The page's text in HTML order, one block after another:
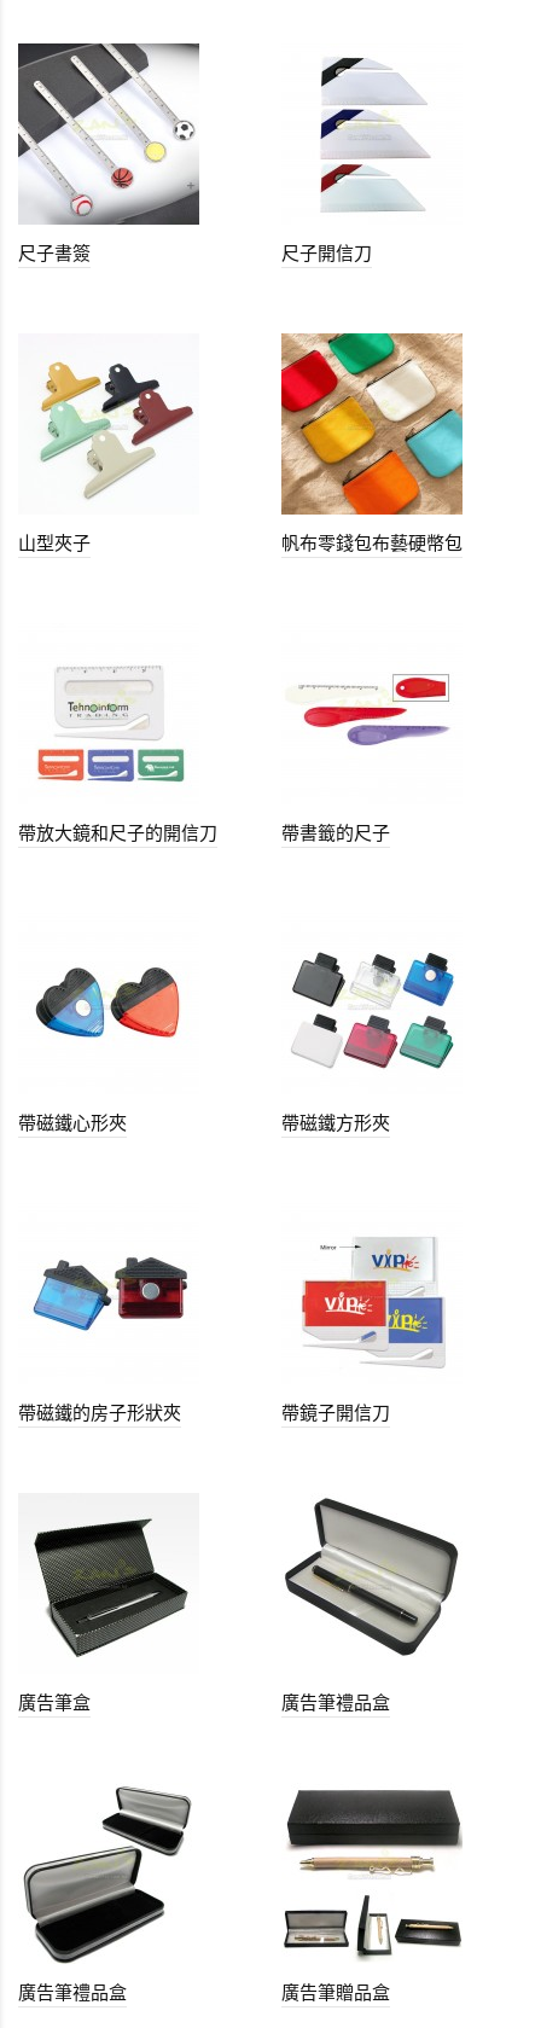
尺子書簽 尺子開信刀
山型夾子 帆布零錢包布藝硬幣包
帶放大鏡和尺子的開信刀 帶書籤的尺子
帶磁鐵心形夾 帶磁鐵方形夾
帶磁鐵的房子形狀夾 帶鏡子開信刀
廣告筆盒 廣告筆禮品盒
廣告筆禮品盒 廣告筆贈品盒